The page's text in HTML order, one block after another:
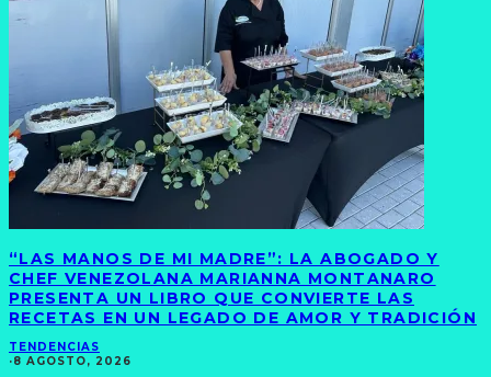
“LAS MANOS DE MI MADRE”: LA ABOGADO Y
CHEF VENEZOLANA MARIANNA MONTANARO
PRESENTA UN LIBRO QUE CONVIERTE LAS
RECETAS EN UN LEGADO DE AMOR Y TRADICIÓN
TENDENCIAS
·8 AGOSTO, 2026